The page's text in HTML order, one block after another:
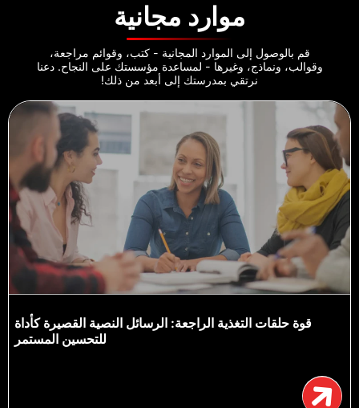
موارد مجانية
قم بالوصول إلى الموارد المجانية - كتب، وقوائم مراجعة،
وقوالب، ونماذج، وغيرها - لمساعدة مؤسستك على النجاح. دعنا
نرتقي بمدرستك إلى أبعد من ذلك!
قوة حلقات التغذية الراجعة: الرسائل النصية القصيرة كأداة
للتحسين المستمر